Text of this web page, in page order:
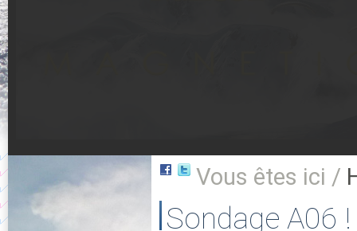
Vous êtes ici /
Sondage A06 !